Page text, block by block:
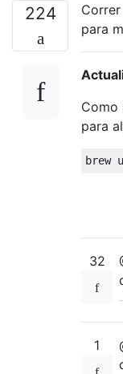
224 Correr
para
Como
para
brew
32
1